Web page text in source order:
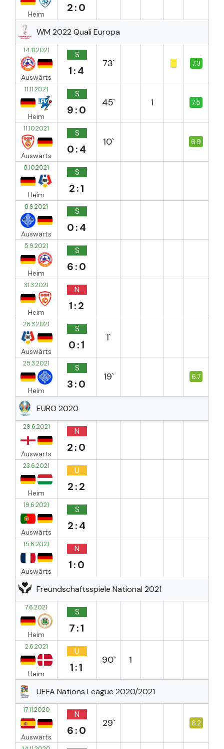
Heim 2:0
WM 2022 Quali Europa
14.11.2021
Auswärts
S
1:4
73` 7.3
11.11.2021
Heim
S
9:0
45` 1 7.5
11.10.2021
Auswärts
S
0:4
10` 6.9
8.10.2021
Heim
S
2:1
8.9.2021
Auswärts
S
0:4
5.9.2021
Heim
S
6:0
31.3.2021
Heim
N
1:2
28.3.2021
Auswärts
S
0:1
1`
25.3.2021
Heim
S
3:0
19` 6.7
EURO 2020
29.6.2021
Auswärts
N
2:0
23.6.2021
Heim
U
2:2
19.6.2021
Auswärts
S
2:4
15.6.2021
Auswärts
N
1:0
Freundschaftsspiele National 2021
7.6.2021
Heim
S
7:1
2.6.2021
Heim
U
1:1
90` 1
UEFA Nations League 2020/2021
17.11.2020
Auswärts
N
6:0
29` 6.2